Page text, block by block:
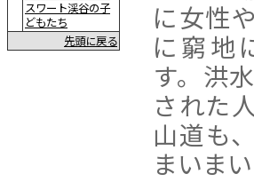
スワート渓谷の子
どもたち
先頭に戻る
に女性
に窮地
す。洪
された
山道も
まいまい